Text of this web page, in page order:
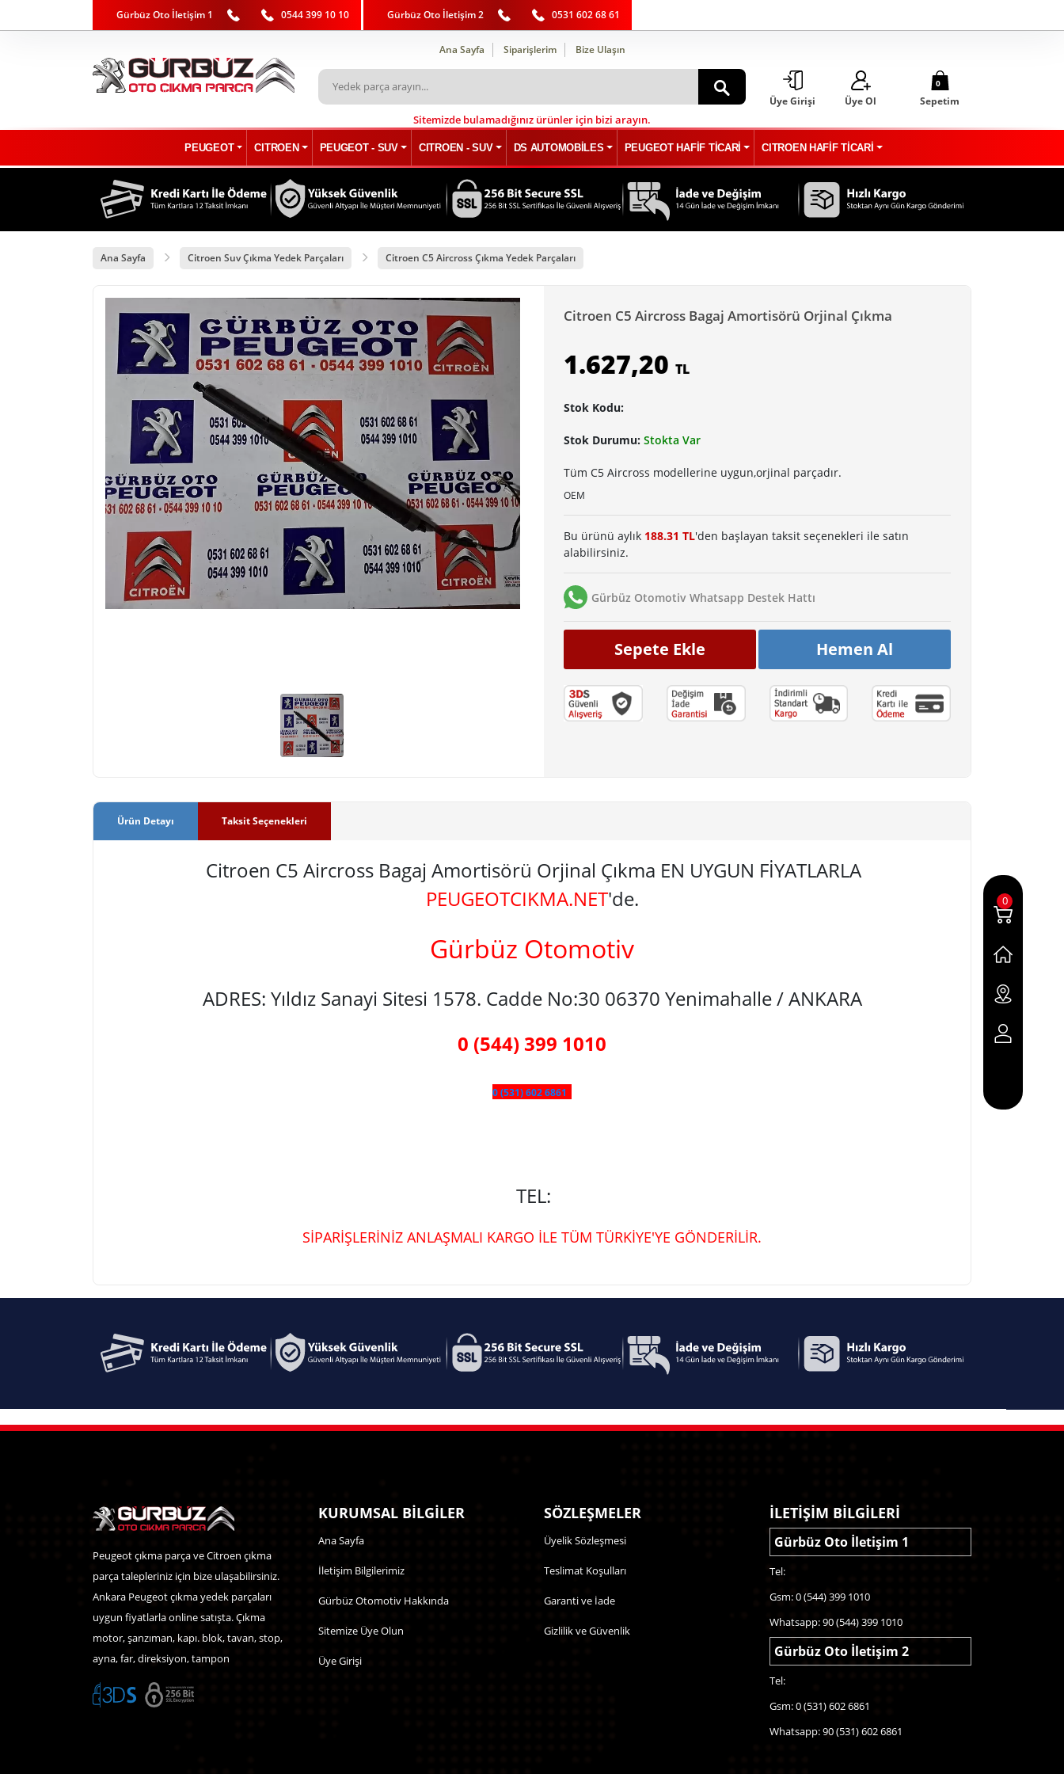
Gürbüz Oto İletişim 1 0544 399 10 10 Gürbüz Oto İletişim 2 0531 602 68 61
Ana Sayfa Siparişlerim Bize Ulaşın
Sitemizde bulamadığınız ürünler için bizi arayın.
Üye Girişi Üye Ol
0
Sepetim
PEUGEOT CITROEN PEUGEOT - SUV CITROEN - SUV DS AUTOMOBİLES PEUGEOT HAFİF TİCARİ CITROEN HAFİF TİCARİ
Ana Sayfa Citroen Suv Çıkma Yedek Parçaları Citroen C5 Aircross Çıkma Yedek Parçaları
Citroen C5 Aircross Bagaj Amortisörü Orjinal Çıkma
1.627,20 TL
Stok Kodu:
Stok Durumu: Stokta Var
Tüm C5 Aircross modellerine uygun,orjinal parçadır.
OEM
Bu ürünü aylık 188.31 TL'den başlayan taksit seçenekleri ile satın
alabilirsiniz.
Gürbüz Otomotiv Whatsapp Destek Hattı
Sepete Ekle Hemen Al
Ürün Detayı Taksit Seçenekleri
Citroen C5 Aircross Bagaj Amortisörü Orjinal Çıkma EN UYGUN FİYATLARLA
PEUGEOTCIKMA.NET'de.
Gürbüz Otomotiv
ADRES: Yıldız Sanayi Sitesi 1578. Cadde No:30 06370 Yenimahalle / ANKARA
0 (544) 399 1010
0 (531) 602 6861
TEL:
SİPARİŞLERİNİZ ANLAŞMALI KARGO İLE TÜM TÜRKİYE'YE GÖNDERİLİR.
0
Peugeot çıkma parça ve Citroen çıkma
parça talepleriniz için bize ulaşabilirsiniz.
Ankara Peugeot çıkma yedek parçaları
uygun fiyatlarla online satışta. Çıkma
motor, şanzıman, kapı. blok, tavan, stop,
ayna, far, direksiyon, tampon
KURUMSAL BİLGİLER
Ana Sayfa
İletişim Bilgilerimiz
Gürbüz Otomotiv Hakkında
Sitemize Üye Olun
Üye Girişi
SÖZLEŞMELER
Üyelik Sözleşmesi
Teslimat Koşulları
Garanti ve İade
Gizlilik ve Güvenlik
İLETİŞİM BİLGİLERİ
Gürbüz Oto İletişim 1
Tel:
Gsm: 0 (544) 399 1010
Whatsapp: 90 (544) 399 1010
Gürbüz Oto İletişim 2
Tel:
Gsm: 0 (531) 602 6861
Whatsapp: 90 (531) 602 6861